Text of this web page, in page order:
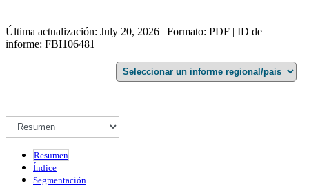
Última actualización: July 20, 2026 | Formato: PDF | ID de
informe: FBI106481
Resumen
Índice
Segmentación